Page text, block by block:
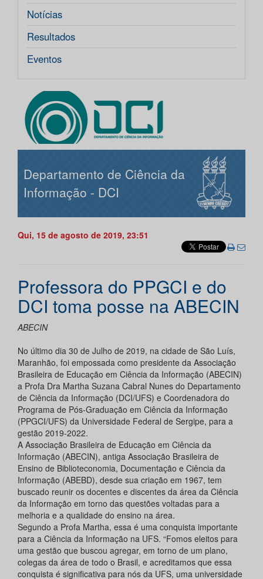
Notícias
Resultados
Eventos
Departamento de Ciência da
Informação - DCI
Qui, 15 de agosto de 2019, 23:51
Professora do PPGCI e do
DCI toma posse na ABECIN
ABECIN
No último dia 30 de Julho de 2019, na cidade de São Luís,
Maranhão, foi empossada como presidente da Associação
Brasileira de Educação em Ciência da Informação (ABECIN)
a Profa Dra Martha Suzana Cabral Nunes do Departamento
de Ciência da Informação (DCI/UFS) e Coordenadora do
Programa de Pós-Graduação em Ciência da Informação
(PPGCI/UFS) da Universidade Federal de Sergipe, para a
gestão 2019-2022.
A Associação Brasileira de Educação em Ciência da
Informação (ABECIN), antiga Associação Brasileira de
Ensino de Biblioteconomia, Documentação e Ciência da
Informação (ABEBD), desde sua criação em 1967, tem
buscado reunir os docentes e discentes da área da Ciência
da Informação em torno das questões voltadas para a
melhoria e a qualidade do ensino na área.
Segundo a Profa Martha, essa é uma conquista importante
para a Ciência da Informação na UFS. “Fomos eleitos para
uma gestão que buscou agregar, em torno de um plano,
colegas da área de todo o Brasil, e acreditamos que essa
conquista é significativa para nós da UFS, uma universidade